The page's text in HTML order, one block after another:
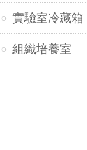
實驗室冷藏箱
組織培養室